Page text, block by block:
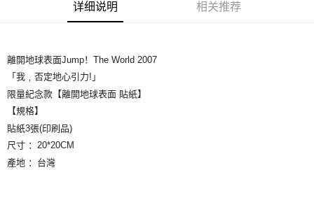
全家取貨付款
付款後全家取貨
每笔NT$65，满NT$1,000(含以上)免运费
7-11取貨付款
详细说明 相关推荐
離開地球表面Jump！The World 2007
「我﹐否定地心引力!」
限量紀念款【離開地球表面 貼紙】
【規格】
貼紙3張(印刷品)
尺寸 ：20*20CM
產地 ：台灣